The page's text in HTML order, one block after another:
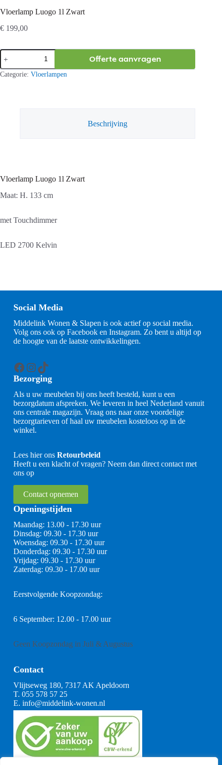
Vloerlamp Luogo 1l Zwart
€ 199,00
Vloerlamp
Luogo
1l
Zwart
Offerte aanvragen
Categorie: Vloerlampen
Beschrijving
Vloerlamp Luogo 1l Zwart
Maat: H. 133 cm
met Touchdimmer
LED 2700 Kelvin
Social Media
Middelink Wonen & Slapen is ook actief op social media.
Volg ons ook op Facebook en Instagram. Zo bent u altijd op
de hoogte van de laatste ontwikkelingen.
Facebook
Instagram
TikTok
Bezorging
Als u uw meubelen bij ons heeft besteld, kunt u een
bezorgdatum afspreken. We leveren in heel Nederland vanuit
ons centrale magazijn. Vraag ons naar onze voordelige
bezorgtarieven of haal uw meubelen kosteloos op in de
winkel.
Lees hier ons Retourbeleid
Heeft u een klacht of vragen? Neem dan direct contact met
ons op
Contact opnemen
Openingstijden
Maandag: 13.00 - 17.30 uur
Dinsdag: 09.30 - 17.30 uur
Woensdag: 09.30 - 17.30 uur
Donderdag: 09.30 - 17.30 uur
Vrijdag: 09.30 - 17.30 uur
Zaterdag: 09.30 - 17.00 uur
Eerstvolgende Koopzondag:
6 September: 12.00 - 17.00 uur
Geen Koopzondag in Juli & Augustus
Contact
Vlijtseweg 180, 7317 AK Apeldoorn
T. 055 578 57 25
E. info@middelink-wonen.nl